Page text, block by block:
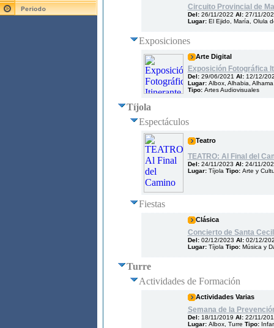
Circuito Provincial de
Del: 26/11/2022 Al: 27/11/
Lugar: El Ejido, María, Olula
Exposiciones
Arte Digital
Exposición Fotográfica
Del: 29/06/2021 Al: 12/12/
Lugar: Albox, Alhabia,
Tipo: Artes Audiovisuales
Tíjola
Espectáculos
Teatro
TEATRO: Al Final del
Del: 24/11/2023 Al: 24/11/
Lugar: Tíjola Tipo: Arte y
Fiestas
Clásica
Concierto de Santa
Del: 02/12/2023 Al: 02/12/
Lugar: Tíjola Tipo: Música y
Turre
Actividades de Formación
Actividades Varias
Semana de la
Del: 18/11/2019 Al: 22/11/
Lugar: Albox, Turre Tipo: